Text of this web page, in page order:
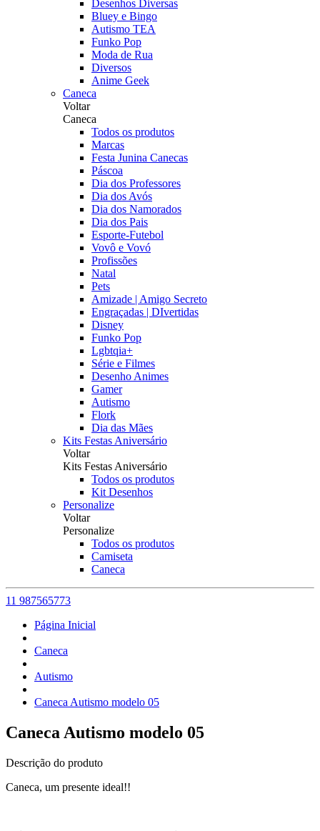
Desenhos Diversas
Bluey e Bingo
Autismo TEA
Funko Pop
Moda de Rua
Diversos
Anime Geek
Caneca
Voltar
Caneca
Todos os produtos
Marcas
Festa Junina Canecas
Páscoa
Dia dos Professores
Dia dos Avós
Dia dos Namorados
Dia dos Pais
Esporte-Futebol
Vovô e Vovó
Profissões
Natal
Pets
Amizade | Amigo Secreto
Engraçadas | DIvertidas
Disney
Funko Pop
Lgbtqia+
Série e Filmes
Desenho Animes
Gamer
Autismo
Flork
Dia das Mães
Kits Festas Aniversário
Voltar
Kits Festas Aniversário
Todos os produtos
Kit Desenhos
Personalize
Voltar
Personalize
Todos os produtos
Camiseta
Caneca
11 987565773
Página Inicial
Caneca
Autismo
Caneca Autismo modelo 05
Caneca Autismo modelo 05
Descrição do produto
Caneca, um presente ideal!!